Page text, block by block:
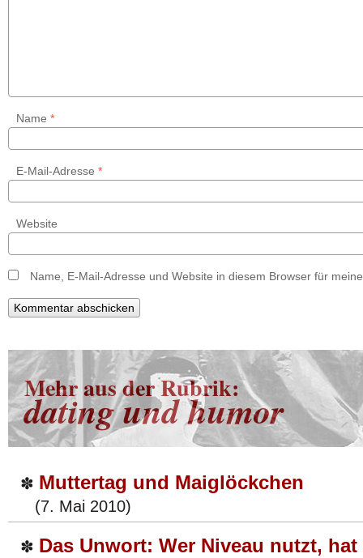
Name *
E-Mail-Adresse *
Website
Name, E-Mail-Adresse und Website in diesem Browser für
Mehr aus der Rubrik:
dating und humor
✽ Muttertag und Maiglöckchen
(7. Mai 2010)
✽ Das Unwort: Wer Niveau nutzt, hat